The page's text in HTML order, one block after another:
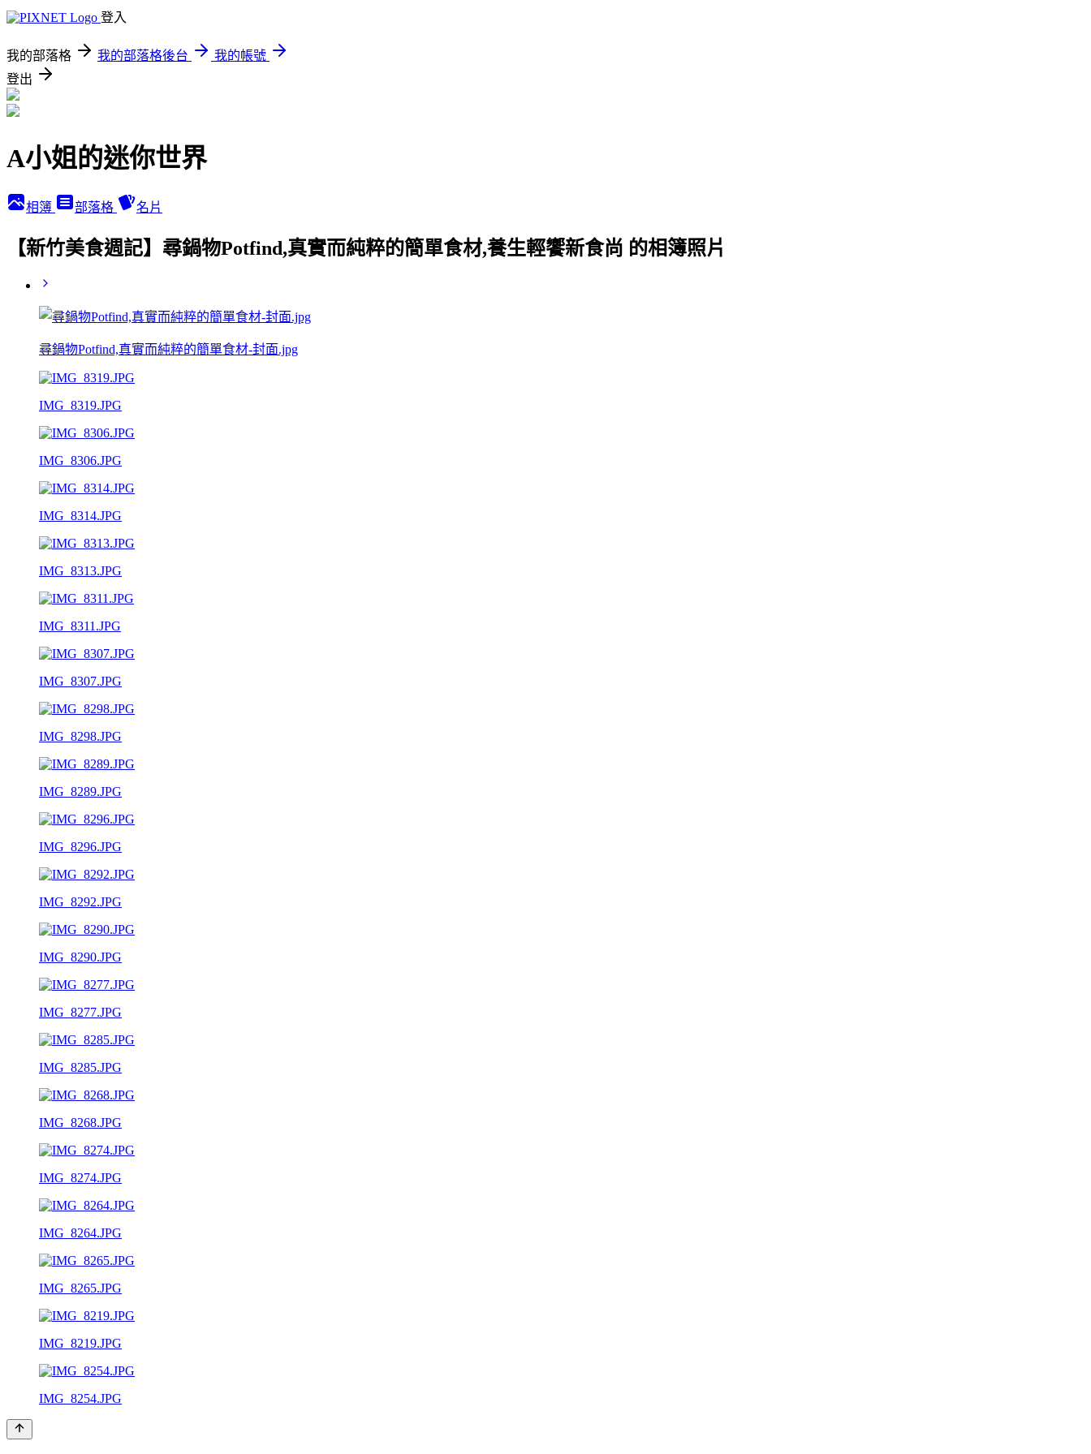
登入
我的部落格 我的部落格後台
我的帳號
登出
A小姐的迷你世界
相簿 部落格 名片
【新竹美食週記】尋鍋物Potfind,真實而純粹的簡單食材,養生輕饗新食尚 的相簿照片
尋鍋物Potfind,真實而純粹的簡單食材-封面.jpg
IMG_8319.JPG
IMG_8306.JPG
IMG_8314.JPG
IMG_8313.JPG
IMG_8311.JPG
IMG_8307.JPG
IMG_8298.JPG
IMG_8289.JPG
IMG_8296.JPG
IMG_8292.JPG
IMG_8290.JPG
IMG_8277.JPG
IMG_8285.JPG
IMG_8268.JPG
IMG_8274.JPG
IMG_8264.JPG
IMG_8265.JPG
IMG_8219.JPG
IMG_8254.JPG